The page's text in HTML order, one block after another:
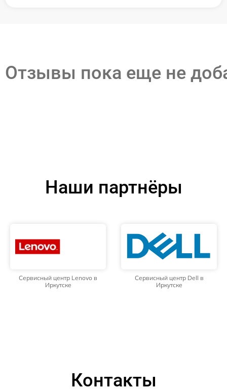
Отзывы пока еще не
Наши партнёры
Сервисный центр Lenovo в
Иркутске
Сервисный центр Dell в
Иркутске
Контакты